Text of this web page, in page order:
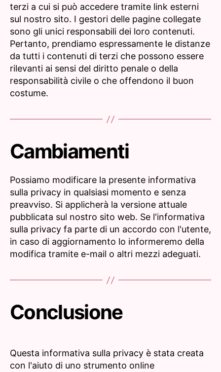
terzi a cui si può accedere tramite link esterni
sul nostro sito. I gestori delle pagine collegate
sono gli unici responsabili dei loro contenuti.
Pertanto, prendiamo espressamente le distanze
da tutti i contenuti di terzi che possono essere
rilevanti ai sensi del diritto penale o della
responsabilità civile o che offendono il buon
costume.
Cambiamenti
Possiamo modificare la presente informativa
sulla privacy in qualsiasi momento e senza
preavviso. Si applicherà la versione attuale
pubblicata sul nostro sito web. Se l'informativa
sulla privacy fa parte di un accordo con l'utente,
in caso di aggiornamento lo informeremo della
modifica tramite e-mail o altri mezzi adeguati.
Conclusione
Questa informativa sulla privacy è stata creata
con l'aiuto di uno strumento online